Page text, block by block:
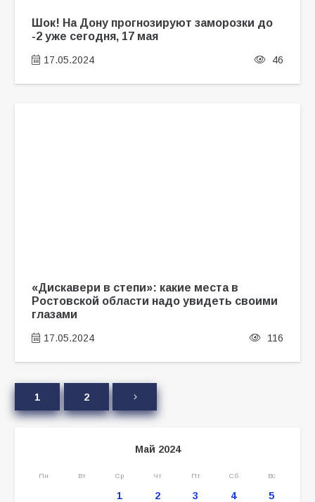
Шок! На Дону прогнозируют заморозки до
-2 уже сегодня, 17 мая
17.05.2024 46
«Дискавери в степи»: какие места в
Ростовской области надо увидеть своими
глазами
17.05.2024 116
1 2
Май 2024
Пн Вт Ср Чт Пт Сб Вс
1 2 3 4
5